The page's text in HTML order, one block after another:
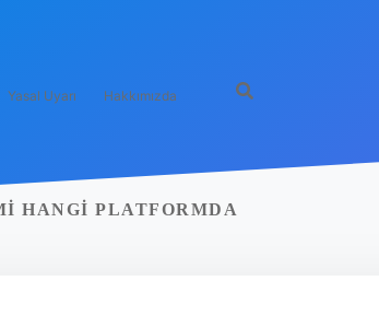
Yasal Uyarı Hakkımızda
HANGI PLATFORMDA